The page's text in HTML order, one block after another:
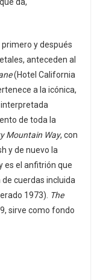
y después
anteceden al
(Hotel California
a la icónica,
de toda la
Mountain Way, con
y de nuevo la
es el anfitrión que
cuerdas incluida
1973). The
sirve como fondo